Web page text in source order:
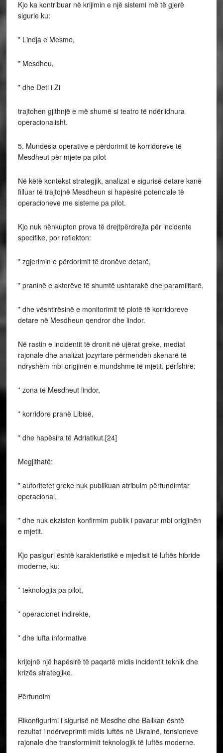
Kjo ka kontribuar në krijimin e një sistemi më të gjerë
sigurie ku:
* Lindja e Mesme,
* Mesdheu,
* dhe Deti i Zi
trajtohen gjithnjë e më shumë si teatro të ndërlidhura
operacionalisht.
5. Mundësia operative e përdorimit të korridoreve të
Mesdheut për mjete pa pilot
Në këtë kontekst strategjik, analizat e sigurisë detare kanë
filluar të trajtojnë Mesdheun si hapësirë potenciale të
operacioneve me sisteme pa pilot.
Kjo nuk nënkupton prova të drejtpërdrejta për incidente
specifike, por reflekton:
* zgjerimin e përdorimit të dronëve detarë,
* praninë e aktorëve të shumtë ushtarakë dhe paramilitarë,
* dhe vështirësinë e monitorimit të plotë të korridoreve
detare në Mesdheun qendror dhe lindor.
Në rastin e incidentit të dronit në ujërat greke, mediat
rajonale dhe analizat jozyrtare përmendën skenarë të
ndryshëm mbi origjinën e mundshme të mjetit, përfshirë:
* zona të Mesdheut lindor,
* korridore pranë Libisë,
* dhe hapësira të Adriatikut.[24]
Megjithatë:
* autoritetet greke nuk publikuan atribuim përfundimtar
operacional,
* dhe nuk ekziston konfirmim publik i pavarur mbi origjinën
e mjetit.
Kjo pasiguri është karakteristikë e mjedisit të luftës hibride
moderne, ku:
* teknologjia pa pilot,
* operacionet indirekte,
* dhe lufta informative
krijojnë një hapësirë të paqartë midis incidentit teknik dhe
krizës strategjike.
Përfundim
Rikonfigurimi i sigurisë në Mesdhe dhe Ballkan është
rezultat i ndërveprimit midis luftës në Ukrainë, tensioneve
rajonale dhe transformimit teknologjik të luftës moderne.